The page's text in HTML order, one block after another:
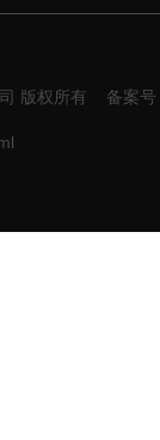
司 版权所有 备案